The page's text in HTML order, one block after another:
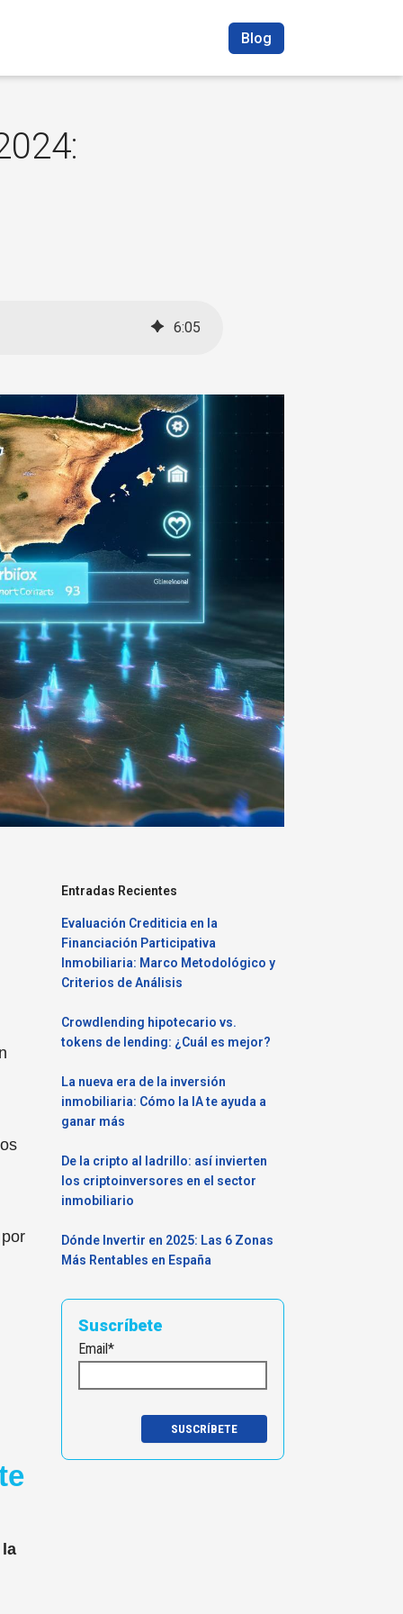
Blog
6:05
Entradas Recientes
Evaluación Crediticia en la
Financiación Participativa
Inmobiliaria: Marco Metodológico y
Criterios de Análisis
Crowdlending hipotecario vs.
tokens de lending: ¿Cuál es mejor?
La nueva era de la inversión
inmobiliaria: Cómo la IA te ayuda a
ganar más
De la cripto al ladrillo: así invierten
los criptoinversores en el sector
inmobiliario
Dónde Invertir en 2025: Las 6 Zonas
Más Rentables en España
Suscríbete
Email*